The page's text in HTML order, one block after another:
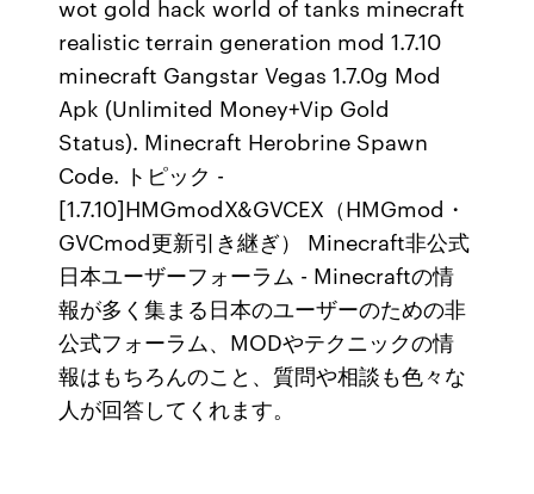
wot gold hack world of tanks minecraft
realistic terrain generation mod 1.7.10
minecraft Gangstar Vegas 1.7.0g Mod
Apk (Unlimited Money+Vip Gold
Status). Minecraft Herobrine Spawn
Code. トピック -
[1.7.10]HMGmodX&GVCEX（HMGmod・
GVCmod更新引き継ぎ） Minecraft非公式
日本ユーザーフォーラム - Minecraftの情
報が多く集まる日本のユーザーのための非
公式フォーラム、MODやテクニックの情
報はもちろんのこと、質問や相談も色々な
人が回答してくれます。